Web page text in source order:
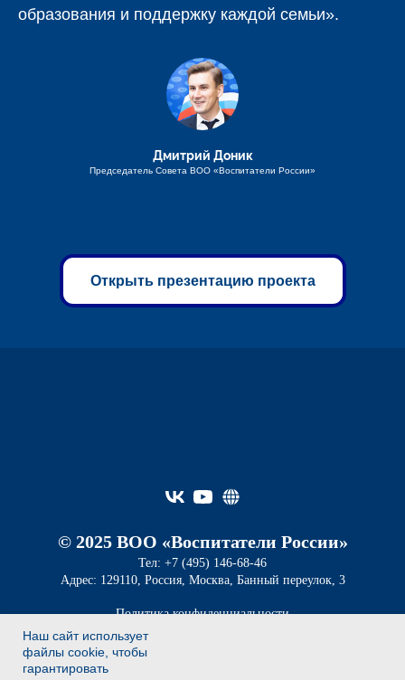
образования и поддержку каждой семьи».
Дмитрий Доник
Председатель Совета ВОО «Воспитатели России»
Открыть презентацию проекта
Наш сайт использует
файлы cookie, чтобы
гарантировать
© 2025 ВОО «Воспитатели России»
Тел: +7 (495) 146-68-46
Адрес: 129110, Россия, Москва, Банный переулок, 3
Политика конфиденциальности
Пользовательское соглашение